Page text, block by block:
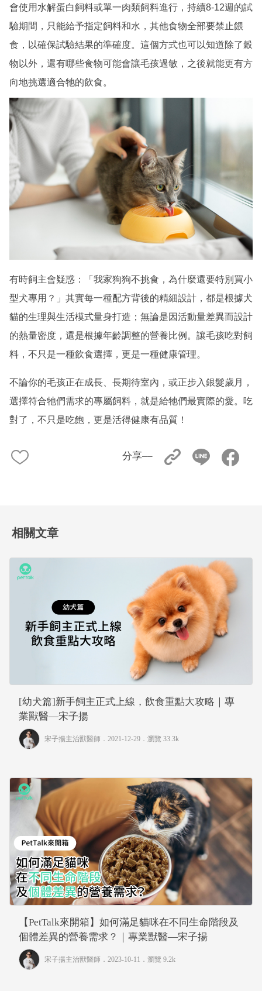
會使用水解蛋白飼料或單一肉類飼料進行，持續8-12週的試
驗期間，只能給予指定飼料和水，其他食物全部要禁止餵
食，以確保試驗結果的準確度。這個方式也可以知道除了穀
物以外，還有哪些食物可能會讓毛孩過敏，之後就能更有方
向地挑選適合牠的飲食。
有時飼主會疑惑：「我家狗狗不挑食，為什麼還要特別買小
型犬專用？」其實每一種配方背後的精細設計，都是根據犬
貓的生理與生活模式量身打造；無論是因活動量差異而設計
的熱量密度，還是根據年齡調整的營養比例。讓毛孩吃對飼
料，不只是一種飲食選擇，更是一種健康管理。
不論你的毛孩正在成長、長期待室內，或正步入銀髮歲月，
選擇符合牠們需求的專屬飼料，就是給牠們最實際的愛。吃
對了，不只是吃飽，更是活得健康有品質！
分享––
相關文章
[幼犬篇]新手飼主正式上線，飲食重點大攻略｜專
業獸醫—宋子揚
宋子揚主治獸醫師 ．2021-12-29． 瀏覽 33.3k
【PetTalk來開箱】如何滿足貓咪在不同生命階段及
個體差異的營養需求？｜專業獸醫—宋子揚
宋子揚主治獸醫師 ．2023-10-11． 瀏覽 9.2k